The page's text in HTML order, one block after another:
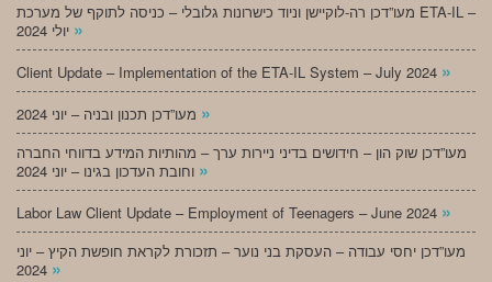
מעו”דכן רה-לוקיישן וניוד כישרונות גלובלי – כניסה לתוקף של מערכת ETA-IL –
»
Client Update – Implementation of the ETA-IL System – July 2024 »
»
מעו”דכן שוק הון – חידושים בדיני ניירות ערך – מהותיות המידע בדווחי החברה
»
Labor Law Client Update – Employment of Teenagers – June 2024 »
מעו”דכן יחסי עבודה – העסקת בני נוער – תזכורת לקראת חופשת הקיץ – יוני
»